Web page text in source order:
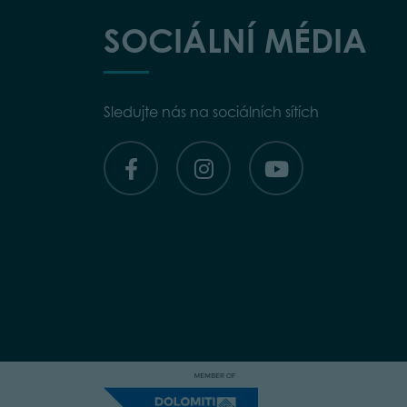
SOCIÁLNÍ MÉDIA
Sledujte nás na sociálních sítích